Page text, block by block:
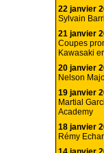
22 janvier
Sylvain
21 janvier
Coupes
Kawasaki
20 janvier
Nelson
19 janvier
Martial
Academy
18 janvier
Rémy